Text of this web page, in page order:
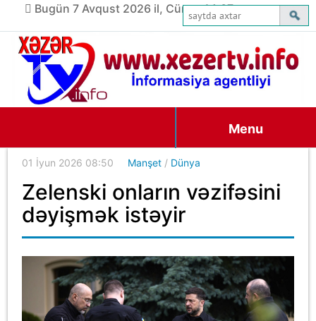
Bugün 7 Avqust 2026 il, Cümə, 14:07
Menu
01 İyun 2026 08:50 Manşet / Dünya
Zelenski onların vəzifəsini
dəyişmək istəyir